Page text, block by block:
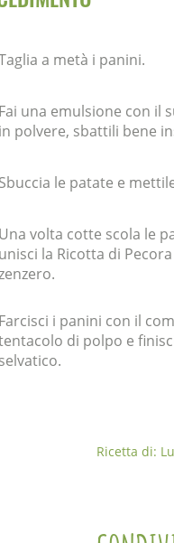
a metà i panini.
una emulsione con il
polvere, sbattili bene
le patate e
volta cotte scola le
la Ricotta di
i panini con il
di polpo e
Ricetta di: